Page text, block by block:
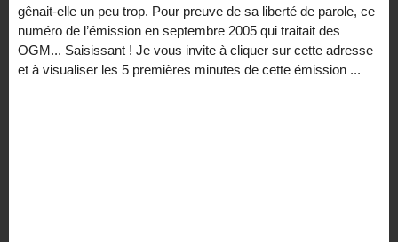
gênait-elle un peu trop. Pour preuve de sa liberté de parole, ce
numéro de l’émission en septembre 2005 qui traitait des
OGM... Saisissant ! Je vous invite à cliquer sur cette adresse
et à visualiser les 5 premières minutes de cette émission ...